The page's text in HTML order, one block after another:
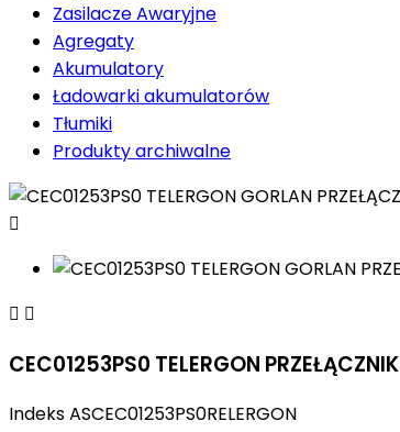
Zasilacze Awaryjne
Agregaty
Akumulatory
Ładowarki akumulatorów
Tłumiki
Produkty archiwalne

 
CEC01253PS0 TELERGON PRZEŁĄCZNIK
IndeksASCEC01253PS0RELERGON